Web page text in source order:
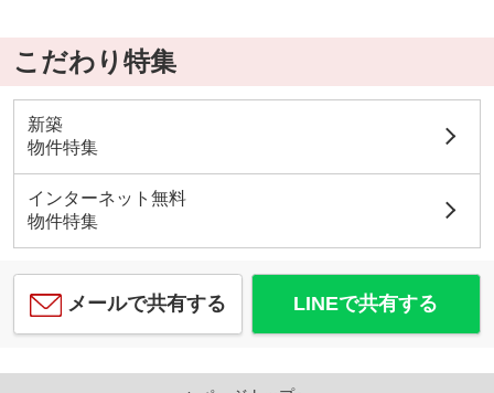
こだわり特集
新築
物件特集
インターネット無料
物件特集
メールで共有する LINEで共有する